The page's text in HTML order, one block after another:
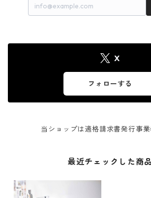
X
フォローする
当ショップは適格請求書発行事業
最近チェックした商品